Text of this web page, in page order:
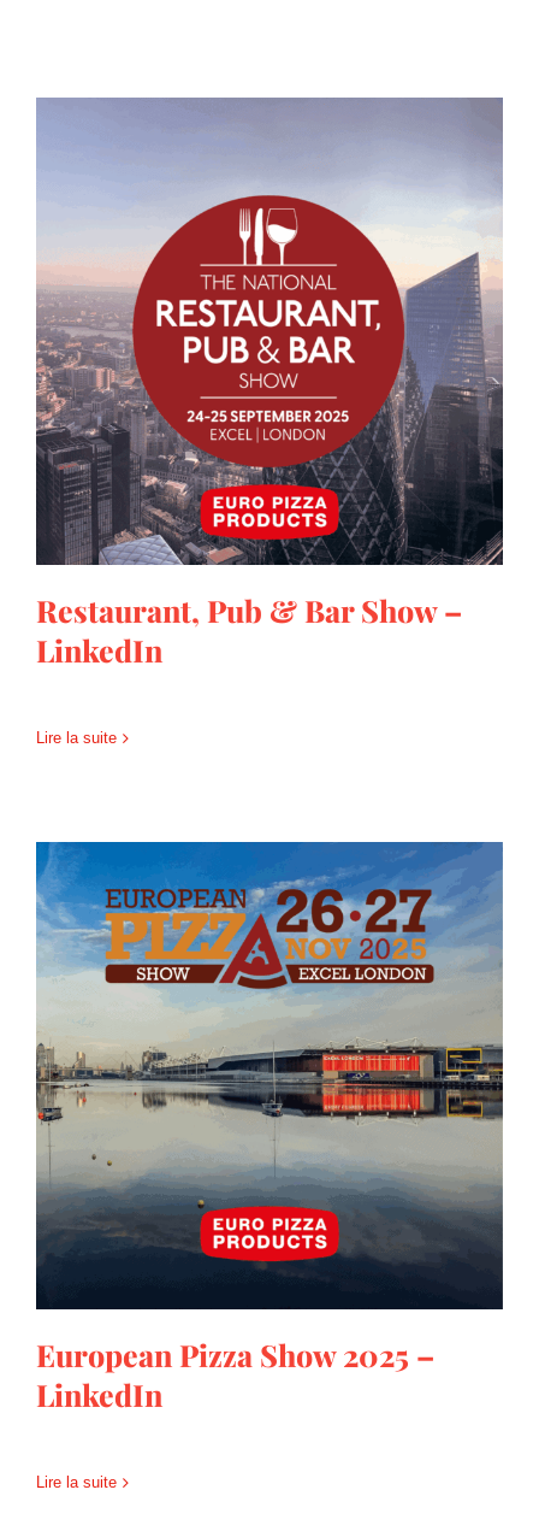
Restaurant, Pub & Bar Show –
LinkedIn
Restaurant, Pub & Bar Show –
LinkedIn
Lire la suite
European Pizza Show 2025 –
LinkedIn
European Pizza Show 2025 –
LinkedIn
Lire la suite